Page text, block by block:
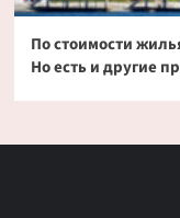
По стоимости
Но есть и другие